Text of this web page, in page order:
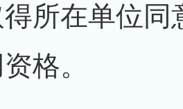
所在单位
格。